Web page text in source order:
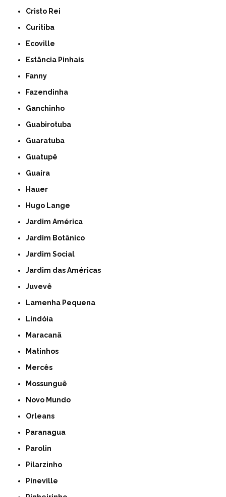
Cristo Rei
Curitiba
Ecoville
Estância Pinhais
Fanny
Fazendinha
Ganchinho
Guabirotuba
Guaratuba
Guatupê
Guaíra
Hauer
Hugo Lange
Jardim América
Jardim Botânico
Jardim Social
Jardim das Américas
Juvevê
Lamenha Pequena
Lindóia
Maracanã
Matinhos
Mercês
Mossunguê
Novo Mundo
Orleans
Paranagua
Parolin
Pilarzinho
Pineville